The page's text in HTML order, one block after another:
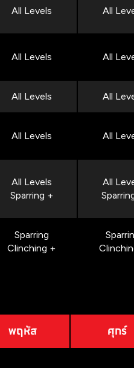
All Levels All
All Levels All
All Levels All
All Levels All
All Levels
Sparring +
All
Sparring
Clinching +
พฤหัส ศุกร์